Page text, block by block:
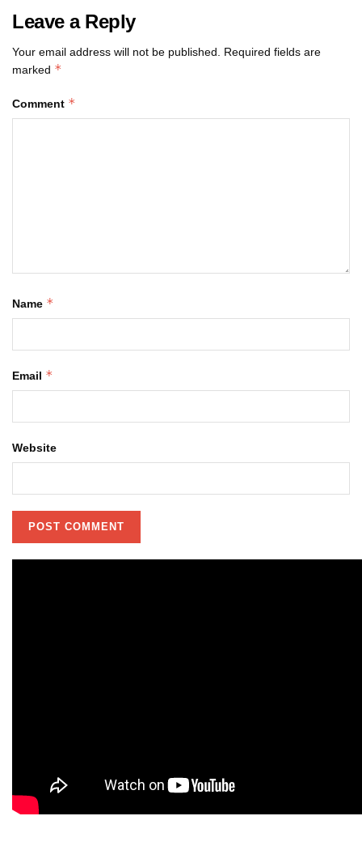
Leave a Reply
Your email address will not be published. Required fields are
marked *
Comment *
Name *
Email *
Website